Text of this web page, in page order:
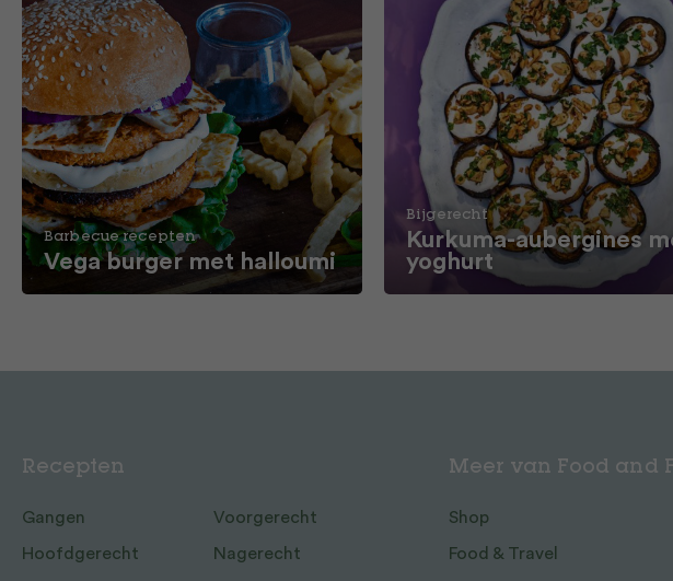
Barbecue recepten
Vega burger met halloumi
Bijgerecht
Kurkuma-aubergines
yoghurt
Recepten
Gangen Voorgerecht
Hoofdgerecht Nagerecht
Meer van Food and
Shop
Food & Travel